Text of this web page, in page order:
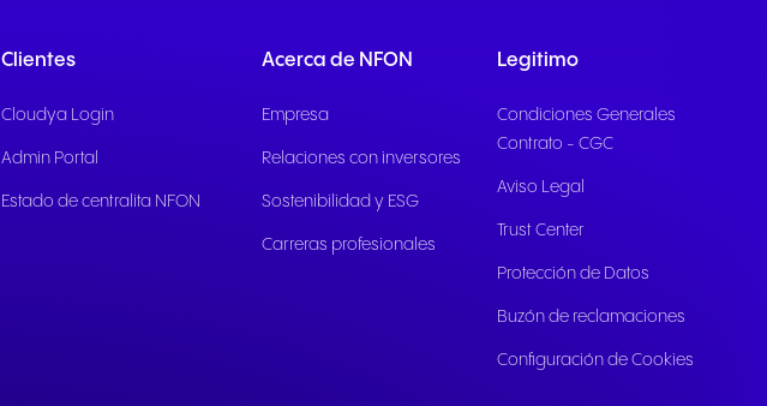
Clientes
Cloudya Login
Admin Portal
Estado de centralita NFON
Acerca de NFON
Empresa
Relaciones con inversores
Sostenibilidad y ESG
Carreras profesionales
Legitimo
Condiciones Generales
Contrato - CGC
Aviso Legal
Trust Center
Protección de Datos
Buzón de reclamaciones
Configuración de Cookies